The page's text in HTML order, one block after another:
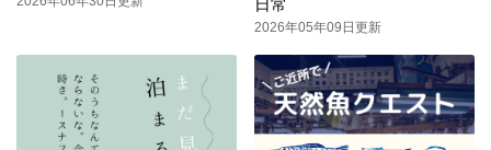
2026年05年09日更新